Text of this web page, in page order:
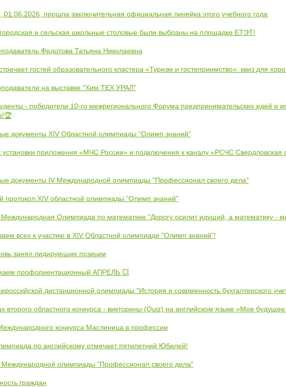
01.06.2026, прошла заключительная официальная линейка этого учебного года
и сельская школьные столовые были выбраны на площадке ЕТЭТ!
Федотова Татьяна Николаевна
гостей образовательного кластера «Туризм и гостеприимство»: квиз для
на выставке "Хим ТЕХ УРАЛ"
- победители 10-го межрегионального Форума предпринимательских идей и
документы XIV Областной олимпиады "Олимп знаний"
установки приложения «МЧС России» и подключения к каналу «РСЧС Свердловская
документы IV Международной олимпиады "Профессионал своего дела"
протокол XIV областной олимпиады "Олимп знаний"
Международная Олимпиада по математике "Дорогу осилит идущий, а математику -
всех к участию в XIV Областной олимпиаде "Олимп знаний"!
занял лидирующие позиции
профориентационный АПРЕЛЬ 💥
дистанционной олимпиады "История и соврменность бухгалтерского
второго областного конкурса - викторины (Quiz) на английском языке «Мое
конкурса Масленица в профессии
по английскому отмечает пятилетний Юбилей!
Международной олимпиады "Профессионал своего дела"
граждан